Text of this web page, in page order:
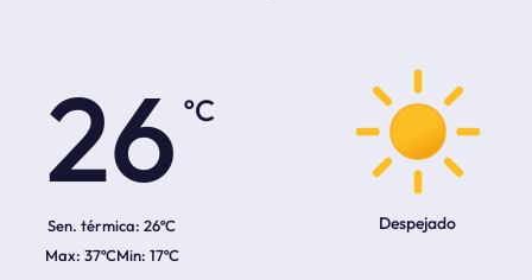
26
Sen. térmica: 26ºC
37ºC 17ºC
Despejado